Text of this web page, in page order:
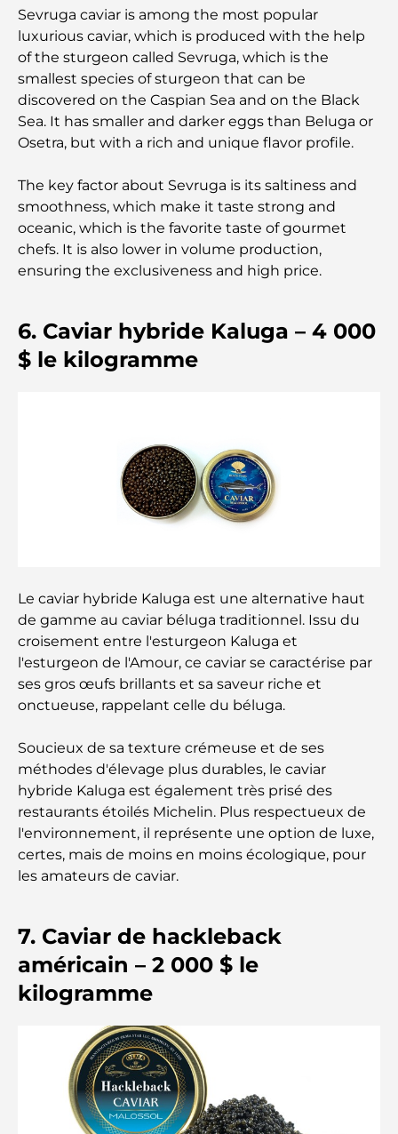
Hôpital du DIFC : des soins médicaux de classe
mondiale à Dubaï
Rarest Car in the World: Automotive Legends
Beyond Price
rencontre le style de vie professionnel
Plateformes de trading aux Émirats arabes unis :
un guide pour les investisseurs modernes
Les meilleures écoles IB à Dubaï : un guide
complet pour les parents
Restaurant de l'Opéra de Dubaï : Quand la
gastronomie rencontre la culture
Restaurants de J1 Beach : la nouvelle destination
gastronomique de luxe à Dubaï
Les montres Rolex les plus chères jamais vendues
Crèches à Dubai Hills : Guide pour les parents
A Brief Guide to Buying Property in Dubai (2025-
Les meilleurs cafés du centre-ville de Dubaï : le
Les Mercedes les plus chères jamais créées
Déménager à Dubaï depuis l'Australie : Guide
Safari de luxe d'une nuit dans le désert de Dubaï :
une escapade haut de gamme
Les voitures les plus chères de Tesla : l'innovation
Sevruga caviar is among the most popular
luxurious caviar, which is produced with the help
of the sturgeon called Sevruga, which is the
smallest species of sturgeon that can be
discovered on the Caspian Sea and on the Black
Sea. It has smaller and darker eggs than Beluga or
Osetra, but with a rich and unique flavor profile.
The key factor about Sevruga is its saltiness and
smoothness, which make it taste strong and
oceanic, which is the favorite taste of gourmet
chefs. It is also lower in volume production,
ensuring the exclusiveness and high price.
6. Caviar hybride Kaluga – 4 000
$ le kilogramme
Le caviar hybride Kaluga est une alternative haut
de gamme au caviar béluga traditionnel. Issu du
croisement entre l'esturgeon Kaluga et
l'esturgeon de l'Amour, ce caviar se caractérise par
ses gros œufs brillants et sa saveur riche et
onctueuse, rappelant celle du béluga.
Soucieux de sa texture crémeuse et de ses
méthodes d'élevage plus durables, le caviar
hybride Kaluga est également très prisé des
restaurants étoilés Michelin. Plus respectueux de
l'environnement, il représente une option de luxe,
certes, mais de moins en moins écologique, pour
les amateurs de caviar.
7. Caviar de hackleback
américain – 2 000 $ le
kilogramme